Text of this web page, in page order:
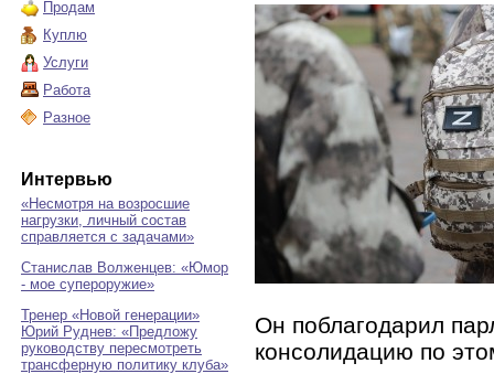
Продам
Куплю
Услуги
Работа
Разное
Интервью
«Несмотря на возросшие
нагрузки, личный состав
справляется с задачами»
Станислав Волженцев: «Юмор
- мое супероружие»
Тренер «Новой генерации»
Юрий Руднев: «Предложу
руководству пересмотреть
трансферную политику клуба»
Он поблагодарил
консолидацию по